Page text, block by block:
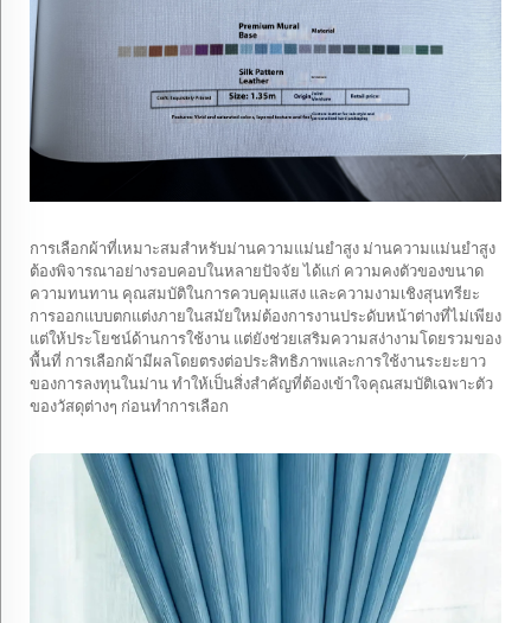
การเลือกผ้าที่เหมาะสมสำหรับม่านความแม่นยำสูงม่านความแม่นยำสูง
ต้องพิจารณาอย่างรอบคอบในหลายปัจจัย ได้แก่ ความคงตัวของขนาด
ความทนทาน คุณสมบัติในการควบคุมแสง และความงามเชิงสุนทรียะ
การออกแบบตกแต่งภายในสมัยใหม่ต้องการงานประดับหน้าต่างที่ไม่เพียง
แต่ให้ประโยชน์ด้านการใช้งาน แต่ยังช่วยเสริมความสง่างามโดยรวมของ
พื้นที่ การเลือกผ้ามีผลโดยตรงต่อประสิทธิภาพและการใช้งานระยะยาว
ของการลงทุนในม่าน ทำให้เป็นสิ่งสำคัญที่ต้องเข้าใจคุณสมบัติเฉพาะตัว
ของวัสดุต่างๆ ก่อนทำการเลือก